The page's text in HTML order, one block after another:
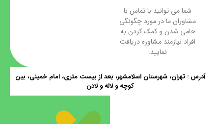
شما می توانید با تماس با
مشاوران ما در مورد چگونگی
حامی شدن و کمک کردن به
افراد نیازمند مشاوره دریافت
نمایید.
آدرس : تهران، شهرستان اسلامشهر، بعد از بیست متری، امام خمینی، بین
کوچه و لاله و لادن